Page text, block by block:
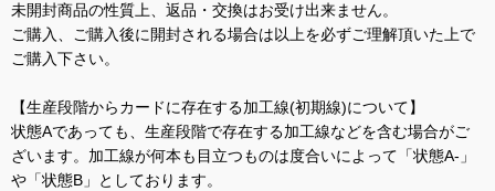
未開封商品の性質上、返品・交換はお受け出来ません。
ご購入、ご購入後に開封される場合は以上を必ずご理解頂いた上で
ご購入下さい。
【生産段階からカードに存在する加工線(初期線)について】
状態Aであっても、生産段階で存在する加工線などを含む場合がご
ざいます。加工線が何本も目立つものは度合いによって「状態A-」
や「状態B」としております。